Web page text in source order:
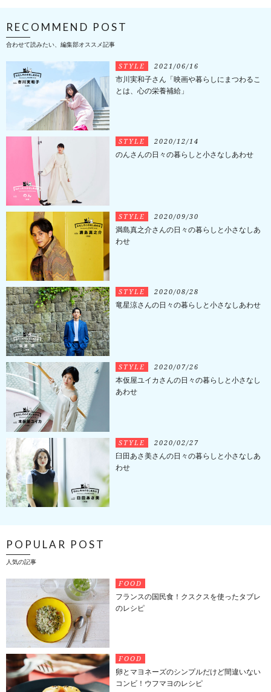
RECOMMEND POST
合わせて読みたい、編集部オススメ記事
STYLE 2021/06/16
市川実和子さん「映画や暮らしにまつわるこ
とは、心の栄養補給」
STYLE 2020/12/14
のんさんの日々の暮らしと小さなしあわせ
STYLE 2020/09/30
満島真之介さんの日々の暮らしと小さなしあ
わせ
STYLE 2020/08/28
竜星涼さんの日々の暮らしと小さなしあわせ
STYLE 2020/07/26
本仮屋ユイカさんの日々の暮らしと小さなし
あわせ
STYLE 2020/02/27
臼田あさ美さんの日々の暮らしと小さなしあ
わせ
POPULAR POST
人気の記事
FOOD
フランスの国民食！クスクスを使ったタブレ
のレシピ
FOOD
卵とマヨネーズのシンプルだけど間違いない
コンビ！ウフマヨのレシピ